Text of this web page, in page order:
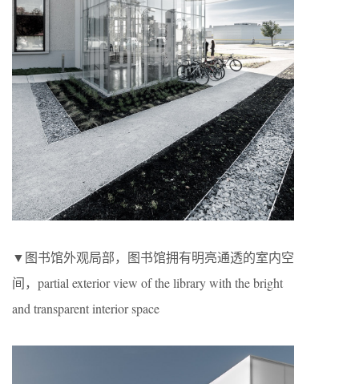
▼图书馆外观局部，图书馆拥有明亮通透的室内空
间，partial exterior view of the library with the bright
and transparent interior space